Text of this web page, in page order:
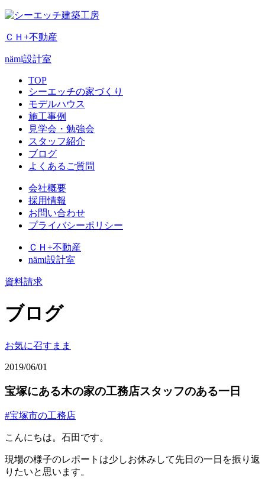
ＣＨ+不動産
nämi設計室
TOP
シーエッチの家づくり
モデルハウス
施工事例
見学会・勉強会
スタッフ紹介
ブログ
よくあるご質問
会社概要
採用情報
お問い合わせ
プライバシーポリシー
ＣＨ+不動産
nämi設計室
資料請求
ブログ
お気に召すまま
2019/06/01
宝塚にある木の家の工務店スタッフのある一日
#宝塚市の工務店
こんにちは。石田です。
現場の様子のレポートは少しお休みして先日の一日を振り返
りたいと思います。